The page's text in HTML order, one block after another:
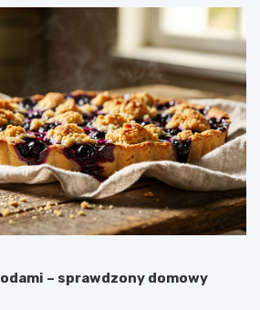
– sprawdzony domowy